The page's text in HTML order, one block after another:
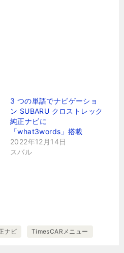
3 つの単語でナビゲーショ
ン SUBARU クロストレック
純正ナビに
「what3words」搭載
2022年12月14日
スバル
ナビ TimesCARメニュー